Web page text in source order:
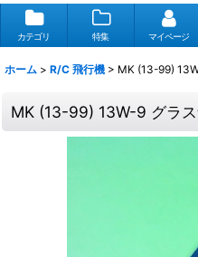
カテゴリ 特集 マイページ
ホーム > R/C 飛行機 > MK (13-99)
MK (13-99) 13W-9 グラ